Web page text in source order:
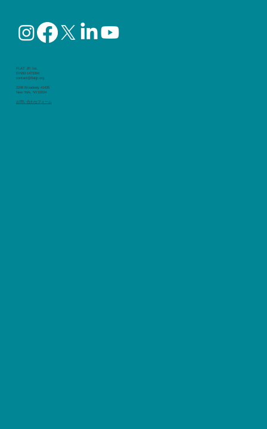
FLAT JP, Inc.
EIN92-1473394
contact@flatjp.org
2248 Broadway #1435
New York, NY10024
​お問い合わせフォーム